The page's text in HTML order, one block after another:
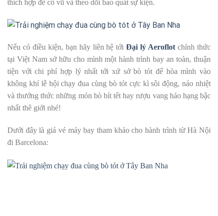
thích hợp để cổ vũ và theo dõi bao quát sự kiện.
Nếu có điều kiện, bạn hãy liên hệ tớiĐại lý Aeroflot chính thức
tại Việt Nam sở hữu cho mình một hành trình bay an toàn, thuận
tiện với chi phí hợp lý nhất tới xứ sở bò tót để hòa mình vào
không khí lễ hội chạy đua cùng bò tót cực kì sôi động, náo nhiệt
và thưởng thức những món bò bít tết hay rượu vang hảo hạng bậc
nhất thê giới nhé!
Dưới đây là giá vé máy bay tham khảo cho hành trình từ Hà Nội
đi Barcelona: